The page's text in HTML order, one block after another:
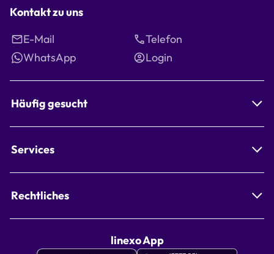
Kontakt zu uns
E-Mail
Telefon
WhatsApp
Login
Häufig gesucht
Services
Rechtliches
linexo App